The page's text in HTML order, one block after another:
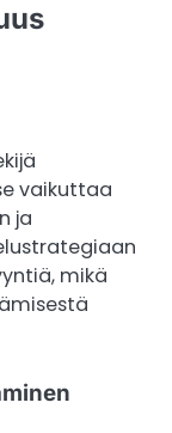
vaikuttaa
ja
mikä